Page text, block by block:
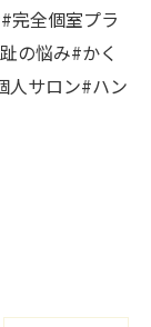
完全個室プラ
の悩み#かく
人サロン#ハン